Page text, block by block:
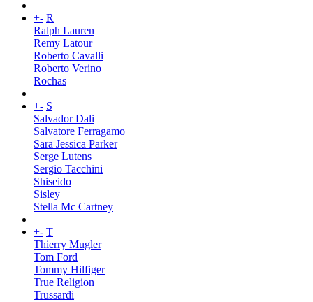
+- R
Ralph Lauren
Remy Latour
Roberto Cavalli
Roberto Verino
Rochas
+- S
Salvador Dali
Salvatore Ferragamo
Sara Jessica Parker
Serge Lutens
Sergio Tacchini
Shiseido
Sisley
Stella Mc Cartney
+- T
Thierry Mugler
Tom Ford
Tommy Hilfiger
True Religion
Trussardi